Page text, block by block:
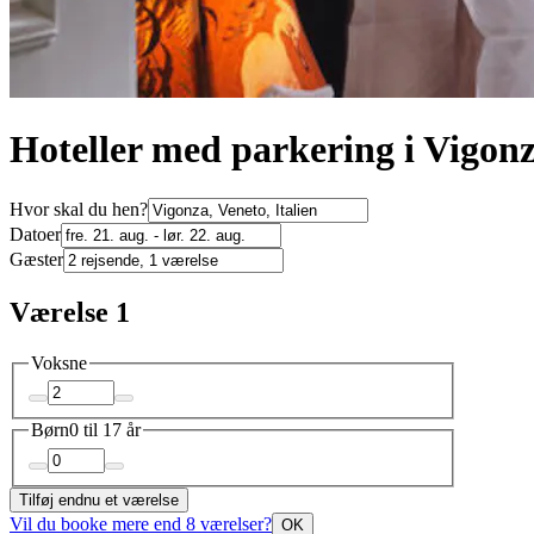
Hoteller med parkering i
Hvor skal du hen?
Datoer
Gæster
Værelse 1
Voksne
Børn0 til 17 år
Tilføj endnu et værelse
Vil du booke mere end 8 værelser? OK